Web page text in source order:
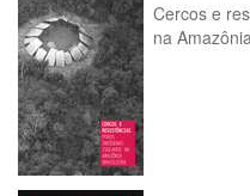
Cercos e
na